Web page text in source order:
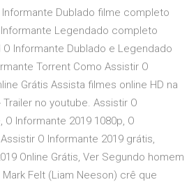
Informante Dublado filme completo
Legendado completo
Informante Dublado e Legendado
Torrent Como Assistir O
Grátis Assista filmes online HD na
no youtube. Assistir O
O Informante 2019 1080p, O
O Informante 2019 grátis,
Online Grátis, Ver Segundo homem
Felt (Liam Neeson) crê que